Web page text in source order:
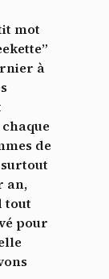
mot
à
de
an,
tout
pour